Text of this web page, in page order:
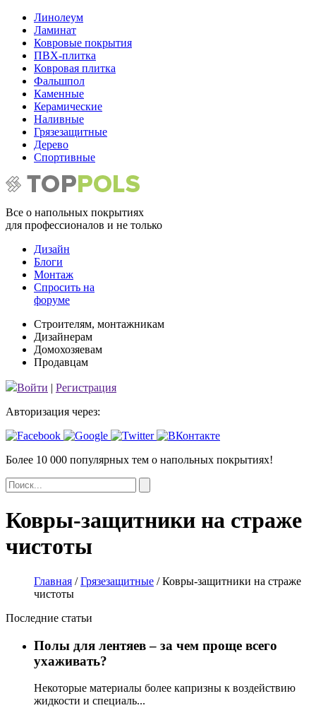
Линолеум
Ламинат
Ковровые покрытия
ПВХ-плитка
Ковровая плитка
Фальшпол
Каменные
Керамические
Наливные
Грязезащитные
Дерево
Спортивные
Все о напольных покрытиях
для профессионалов и не только
Дизайн
Блоги
Монтаж
Спросить на
форуме
Строителям, монтажникам
Дизайнерам
Домохозяевам
Продавцам
Войти | Регистрация
Авторизация через:
Более 10 000 популярных тем о напольных покрытиях!
Ковры-защитники на страже
чистоты
Главная / Грязезащитные / Ковры-защитники на страже
чистоты
Последние статьи
Полы для лентяев – за чем проще всего
ухаживать?
Некоторые материалы более капризны к воздействию
жидкости и специаль...